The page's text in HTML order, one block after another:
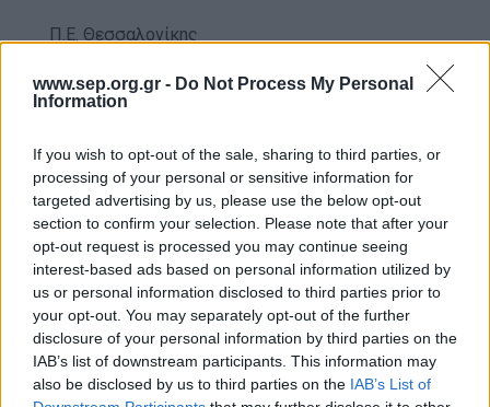
www.sep.org.gr - Do Not Process My Personal
Information
If you wish to opt-out of the sale, sharing to third parties, or
processing of your personal or sensitive information for
targeted advertising by us, please use the below opt-out
section to confirm your selection. Please note that after your
opt-out request is processed you may continue seeing
interest-based ads based on personal information utilized by
us or personal information disclosed to third parties prior to
your opt-out. You may separately opt-out of the further
disclosure of your personal information by third parties on the
IAB’s list of downstream participants. This information may
also be disclosed by us to third parties on the IAB’s List of
Π.Ε. Θεσσαλονίκης
A/A:/ 2023
Κλιμάκιο Οργάνωσης: Π.Ε. Θεσσαλονίκης
Ημ/νία Διεξαγωγής 1
: 18/03/2023 έως
19/03/2023
Τόπος Εκπαιδευσης 1: Βάση
Ναυτοπροσκόπων Θεσσαλονίκης Ν.
Πρίντζιος
Τόπος Εκπαίδευσης 2:
Μέθοδος Υλοποίησης: Δια ζώσης ομάδα
Ημ/νια Λήξης Αιτήσεων Συμμετοχής:
08/03/2023